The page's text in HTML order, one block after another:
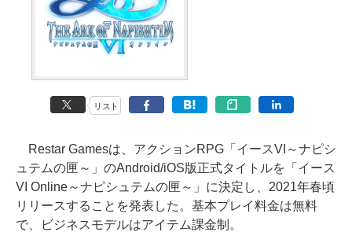
リスト
Restar Gamesは、アクションRPG「イースVI～ナピシ
ュテムの匣～」のAndroid/iOS版正式タイトルを「イース
VI Online～ナピシュテムの匣～」に決定し、2021年春頃
リリースすることを発表した。基本プレイ料金は無料
で、ビジネスモデルはアイテム課金制。